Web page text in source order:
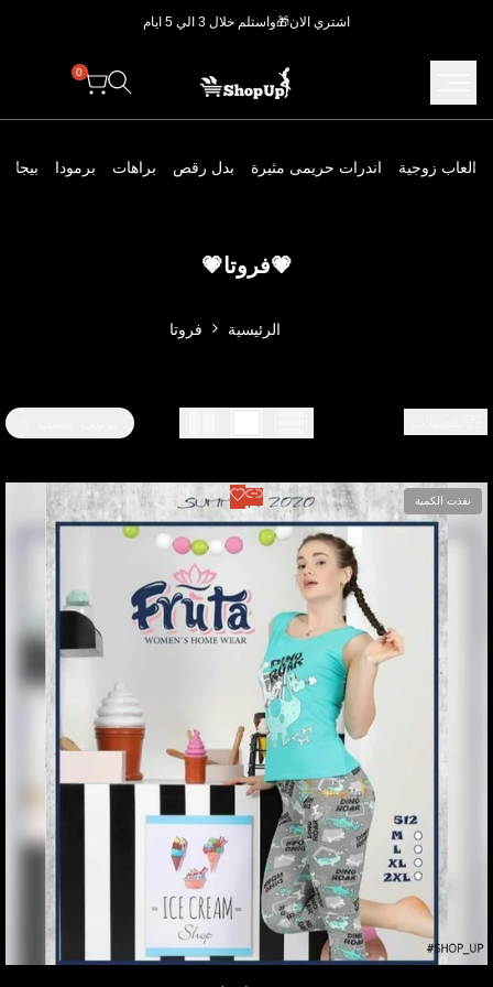
اشتري الان🎁واستلم خلال 3 الي 5 ايام
0
العاب زوجية اندرات حريمى مثيرة بدل رقص براهات برمودا
💗فروتا💗
الرئيسية فروتا
نفذت الكمية عرض المنتجأضف
للمفضلة